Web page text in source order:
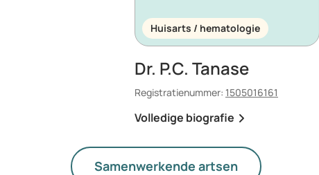
Huisarts / hematologie
Dr. P.C. Tanase
Registratienummer: 1505016161
Volledige biografie
Samenwerkende artsen